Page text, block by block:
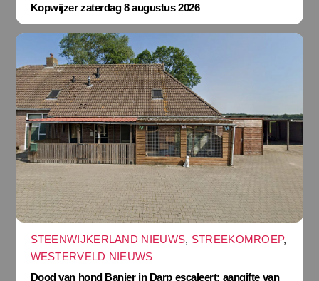
Kopwijzer zaterdag 8 augustus 2026
STEENWIJKERLAND NIEUWS, STREEKOMROEP,
WESTERVELD NIEUWS
Dood van hond Banjer in Darp escaleert: aangifte van